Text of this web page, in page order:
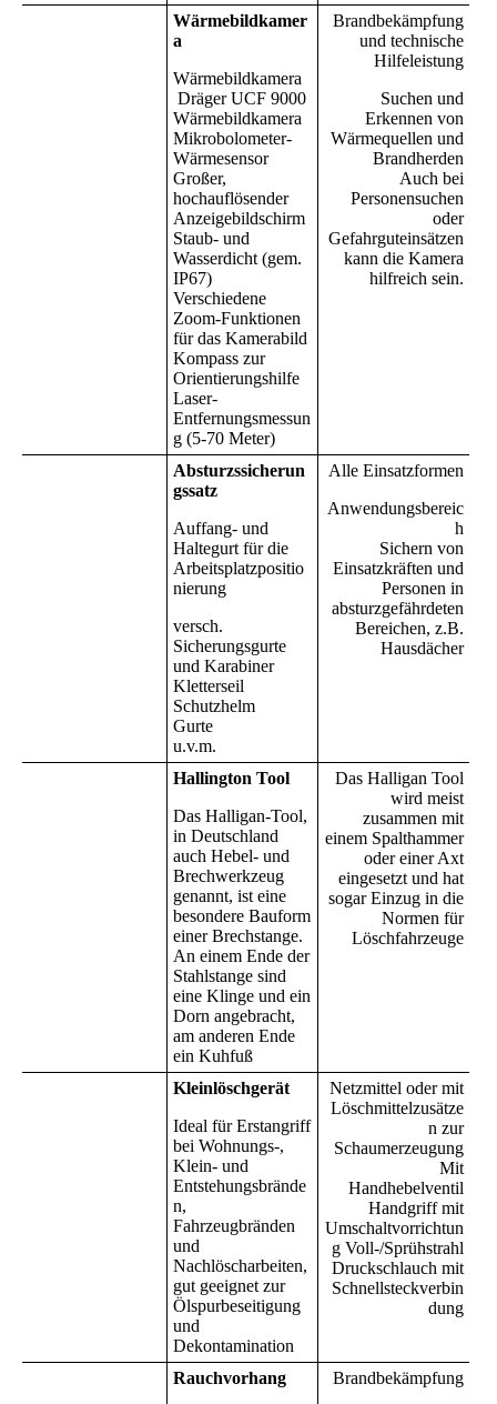
Wärmebildkamer
a
Wärmebildkamera
Dräger UCF 9000
Wärmebildkamera
Mikrobolometer-
Wärmesensor
Großer,
hochauflösender
Anzeigebildschirm
Staub- und
Wasserdicht (gem.
IP67)
Verschiedene
Zoom-Funktionen
für das Kamerabild
Kompass zur
Orientierungshilfe
Laser-
Entfernungsmessun
g (5-70 Meter)
Brandbekämpfung
und technische
Hilfeleistung
Suchen und
Erkennen von
Wärmequellen und
Brandherden
Auch bei
Personensuchen
oder
Gefahrguteinsätzen
kann die Kamera
hilfreich sein.
Absturzssicherun
gssatz
Auffang- und
Haltegurt für die
Arbeitsplatzpositio
nierung
versch.
Sicherungsgurte
und Karabiner
Kletterseil
Schutzhelm
Gurte
u.v.m.
Alle Einsatzformen
Anwendungsbereic
h
Sichern von
Einsatzkräften und
Personen in
absturzgefährdeten
Bereichen, z.B.
Hausdächer
Hallington Tool
Das Halligan-Tool,
in Deutschland
auch Hebel- und
Brechwerkzeug
genannt, ist eine
besondere Bauform
einer Brechstange.
An einem Ende der
Stahlstange sind
eine Klinge und ein
Dorn angebracht,
am anderen Ende
ein Kuhfuß
Das Halligan Tool
wird meist
zusammen mit
einem Spalthammer
oder einer Axt
eingesetzt und hat
sogar Einzug in die
Normen für
Löschfahrzeuge
Kleinlöschgerät
Ideal für Erstangriff
bei Wohnungs-,
Klein- und
Entstehungsbrände
n,
Fahrzeugbränden
und
Nachlöscharbeiten,
gut geeignet zur
Ölspurbeseitigung
und
Dekontamination
Netzmittel oder mit
Löschmittelzusätze
n zur
Schaumerzeugung
Mit
Handhebelventil
Handgriff mit
Umschaltvorrichtun
g Voll-/Sprühstrahl
Druckschlauch mit
Schnellsteckverbin
dung
Rauchvorhang Brandbekämpfung